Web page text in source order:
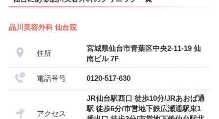
品川美容外科 仙台院
住所
宮城県仙台市青葉区中央2-11-19 仙
南ビル 7F
電話番号 0120-517-630
アクセス
JR仙台駅西口 徒歩10分/JRあおば通
駅 徒歩6分/市営地下鉄広瀬通駅東1